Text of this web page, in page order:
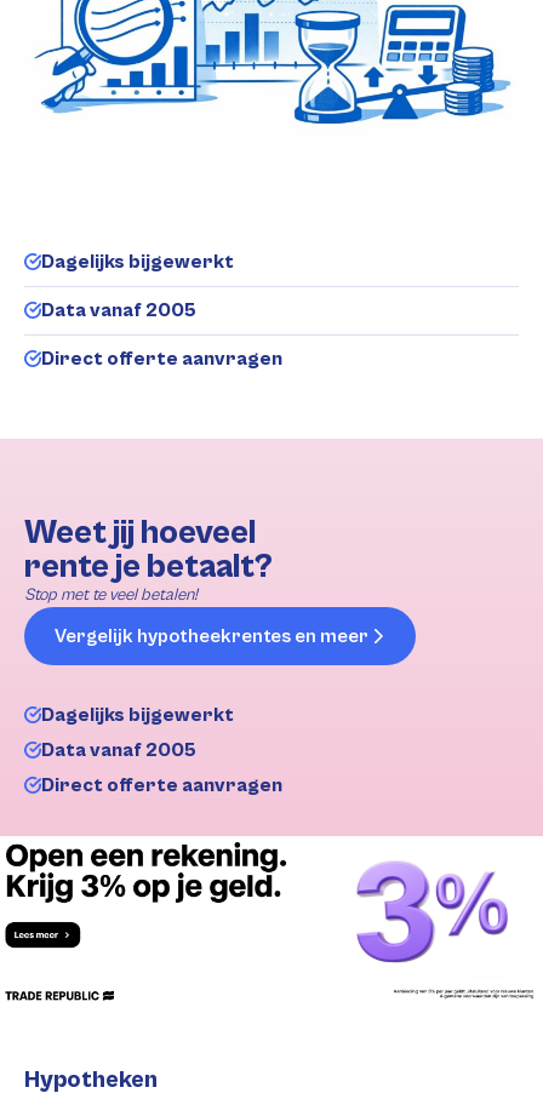
Dagelijks bijgewerkt
Data vanaf 2005
Direct offerte aanvragen
Weet jij hoeveel
rente je betaalt?
Stop met te veel betalen!
Vergelijk hypotheekrentes en meer
Dagelijks bijgewerkt
Data vanaf 2005
Direct offerte aanvragen
Hypotheken